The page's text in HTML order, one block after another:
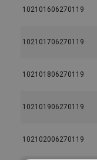
102101606270119
102101706270119
102101806270119
102101906270119
102102006270119